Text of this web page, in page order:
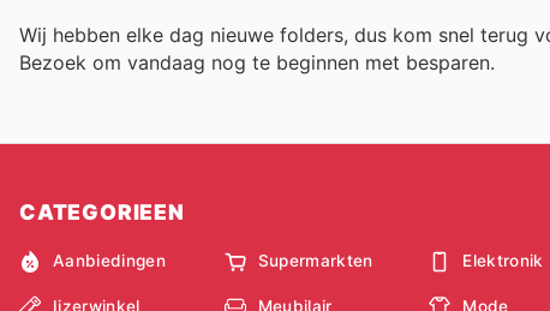
Wij hebben elke dag nieuwe folders, dus kom snel terug
Bezoek om vandaag nog te beginnen met besparen.
CATEGORIEEN
Aanbiedingen Supermarkten Elektronik
Ijzerwinkel Meubilair Mode